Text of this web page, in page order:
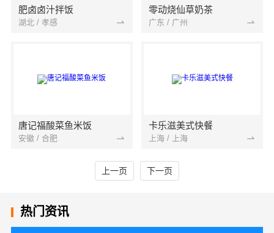
肥卤卤汁拌饭
湖北 / 孝感
零动烧仙草奶茶
广东 / 广州
唐记福酸菜鱼米饭
安徽 / 合肥
卡乐滋美式快餐
上海 / 上海
上一页 下一页
热门资讯